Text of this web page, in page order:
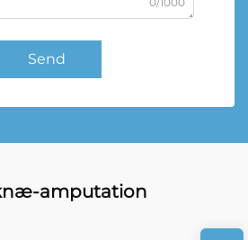
Send
amputation